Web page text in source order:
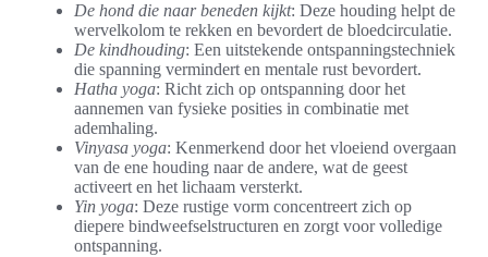
De hond die naar beneden kijkt: Deze houding helpt de
wervelkolom te rekken en bevordert de bloedcirculatie.
De kindhouding: Een uitstekende ontspanningstechniek
die spanning vermindert en mentale rust bevordert.
Hatha yoga: Richt zich op ontspanning door het
aannemen van fysieke posities in combinatie met
ademhaling.
Vinyasa yoga: Kenmerkend door het vloeiend overgaan
van de ene houding naar de andere, wat de geest
activeert en het lichaam versterkt.
Yin yoga: Deze rustige vorm concentreert zich op
diepere bindweefselstructuren en zorgt voor volledige
ontspanning.